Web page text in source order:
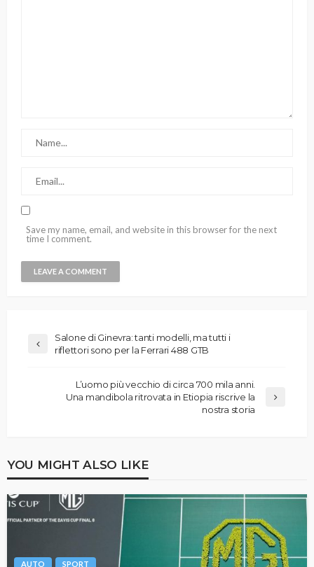
Save my name, email, and website in this browser for the next
time I comment.
Salone di Ginevra: tanti modelli, ma tutti i
riflettori sono per la Ferrari 488 GTB
L’uomo più vecchio di circa 700 mila anni.
Una mandibola ritrovata in Etiopia riscrive la
nostra storia
YOU MIGHT ALSO LIKE
AUTO SPORT